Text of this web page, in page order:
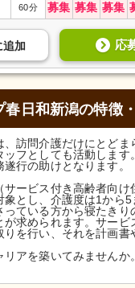
60分 募集 募集 募集
追加 応
春日和新潟の特徴
訪問介護だけにとどま
フとしても活動します
行の助けとなります。
サービス付き高齢者向け
象とし、介護度は1から
っている方から寝たきり
求められます。サービ
を行い、それを計画書
アを築いてみませんか。